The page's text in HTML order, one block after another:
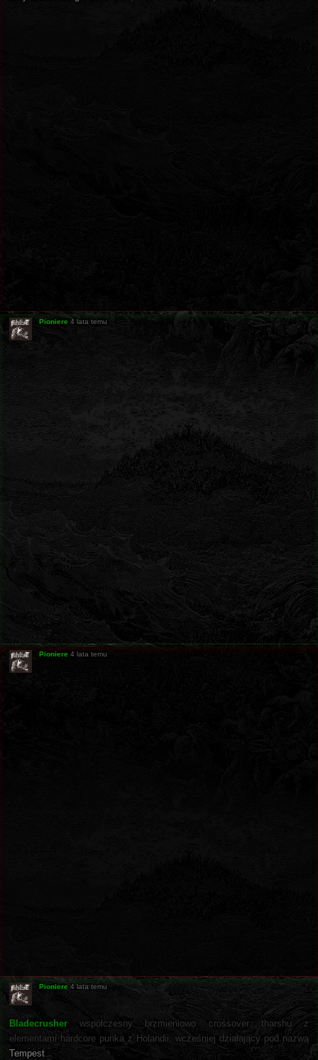
Pioniere 4 lata temu
Pioniere 4 lata temu
Pioniere 4 lata temu
Bladecrusher współczesny brzmieniowo crossover tharshu z
elementami hardcore punka z Holandii, wcześniej działający pod nazwą
Tempest.